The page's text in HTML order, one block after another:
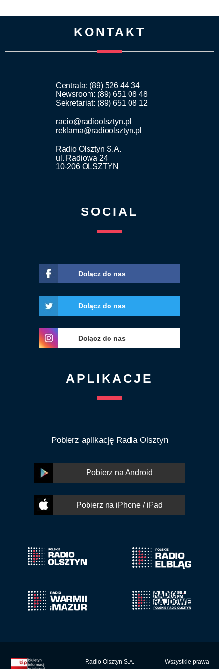
KONTAKT
Centrala: (89) 526 44 34
Newsroom: (89) 651 08 48
Sekretariat: (89) 651 08 12
radio@radioolsztyn.pl
reklama@radioolsztyn.pl
Radio Olsztyn S.A.
ul. Radiowa 24
10-206 OLSZTYN
SOCIAL
Dołącz do nas
Dołącz do nas
Dołącz do nas
APLIKACJE
Pobierz aplikację Radia Olsztyn
Pobierz na Android
Pobierz na iPhone / iPad
Radio Olsztyn S.A.
Wszystkie prawa